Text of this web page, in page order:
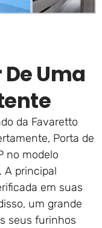
Uma
da Favaretto
Porta de
no modelo
A principal
em suas
um grande
seus furinhos